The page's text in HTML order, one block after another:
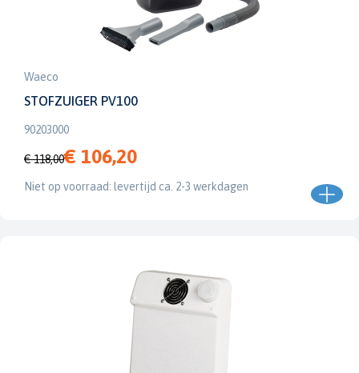
Waeco
STOFZUIGER PV100
90203000
€ 118,00€ 106,20
Niet op voorraad: levertijd ca. 2-3 werkdagen